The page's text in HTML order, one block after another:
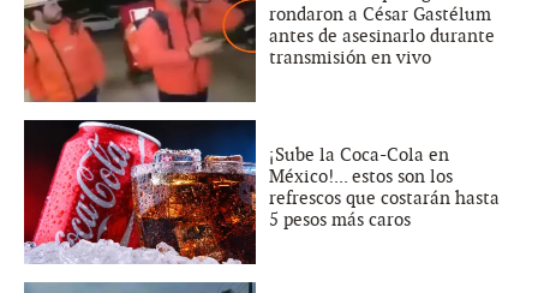
rondaron a César Gastélum
antes de asesinarlo durante
transmisión en vivo
¡Sube la Coca-Cola en
México!... estos son los
refrescos que costarán hasta
5 pesos más caros